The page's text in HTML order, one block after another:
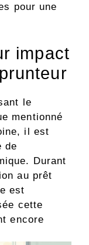
pour une
impact
le
mentionné
il est
de
Durant
au prêt
est
cette
encore